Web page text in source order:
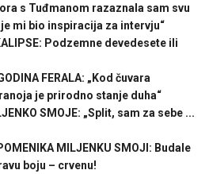
s Tuđmanom razaznala sam svu
mi bio inspiracija za intervju“
Podzemne devedesete ili
FERALA: „Kod čuvara
je prirodno stanje duha“
SMOJE: „Split, sam za sebe ...
MILJENKU SMOJI: Budale
boju – crvenu!